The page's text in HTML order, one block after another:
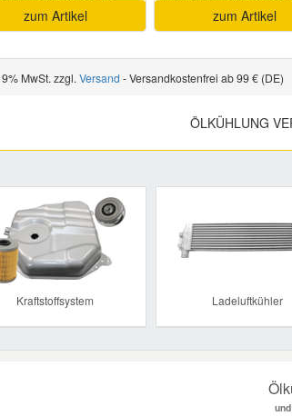
zum Artikel zum Artikel
MwSt. zzgl. Versand - Versandkostenfrei ab 99 € (DE)
ÖLKÜHLUNG
Kraftstoffsystem Ladeluftkühler
Previous